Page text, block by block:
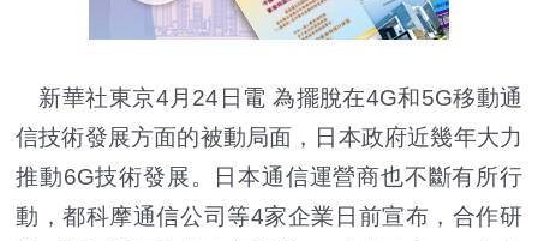
新華社東京4月24日電 為擺脫在4G和5G移動通
信技術發展方面的被動局面，日本政府近幾年大力
推動6G技術發展。日本通信運營商也不斷有所行
動，都科摩通信公司等4家企業日前宣布，合作研